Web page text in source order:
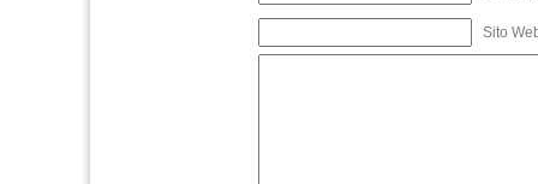
Sito